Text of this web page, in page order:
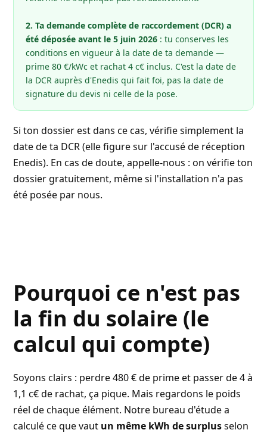
2. Ta demande complète de raccordement (DCR) a
été déposée avant le 5 juin 2026 : tu conserves les
conditions en vigueur à la date de ta demande —
prime 80 €/kWc et rachat 4 c€ inclus. C'est la date de
la DCR auprès d'Enedis qui fait foi, pas la date de
signature du devis ni celle de la pose.
Si ton dossier est dans ce cas, vérifie simplement la
date de ta DCR (elle figure sur l'accusé de réception
Enedis). En cas de doute, appelle-nous : on vérifie ton
dossier gratuitement, même si l'installation n'a pas
été posée par nous.
Pourquoi ce n'est pas
la fin du solaire (le
calcul qui compte)
Soyons clairs : perdre 480 € de prime et passer de 4 à
1,1 c€ de rachat, ça pique. Mais regardons le poids
réel de chaque élément. Notre bureau d'étude a
calculé ce que vaut un même kWh de surplusselon